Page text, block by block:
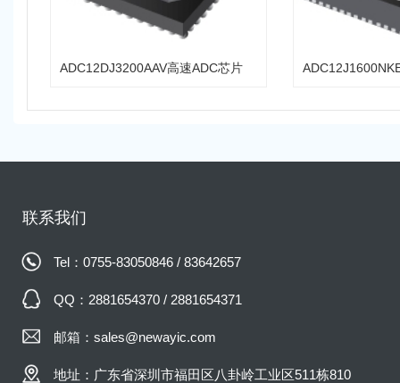
ADC12DJ3200AAV高速ADC芯片
联系我们
Tel：0755-83050846 / 83642657
QQ：2881654370 / 2881654371
邮箱：sales@newayic.com
地址：广东省深圳市福田区八卦岭工业区511栋810